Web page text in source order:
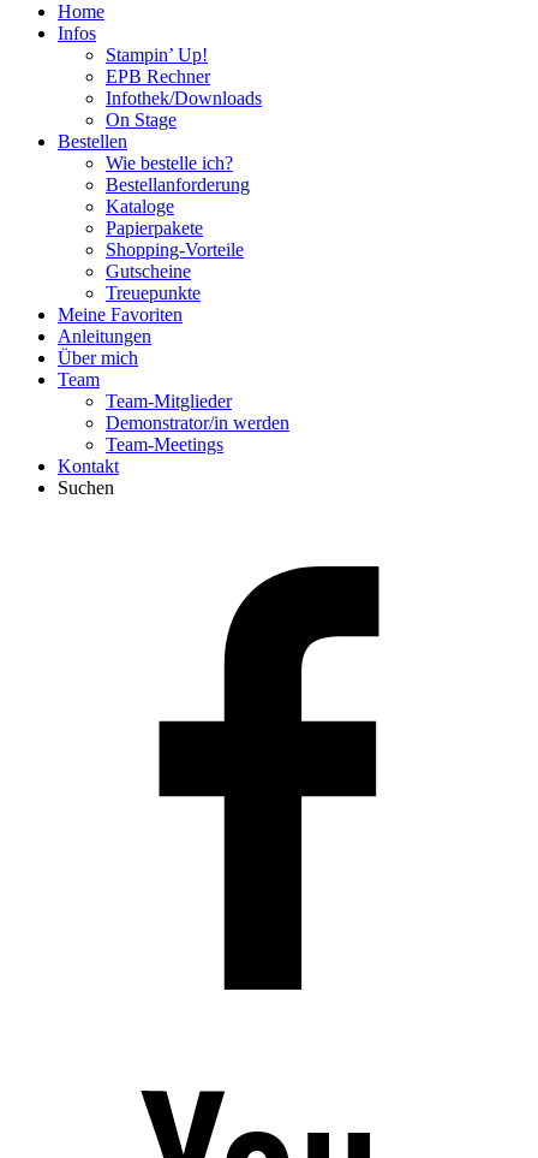
Home
Infos
Stampin’ Up!
EPB Rechner
Infothek/Downloads
On Stage
Bestellen
Wie bestelle ich?
Bestellanforderung
Kataloge
Papierpakete
Shopping-Vorteile
Gutscheine
Treuepunkte
Meine Favoriten
Anleitungen
Über mich
Team
Team-Mitglieder
Demonstrator/in werden
Team-Meetings
Kontakt
Suchen